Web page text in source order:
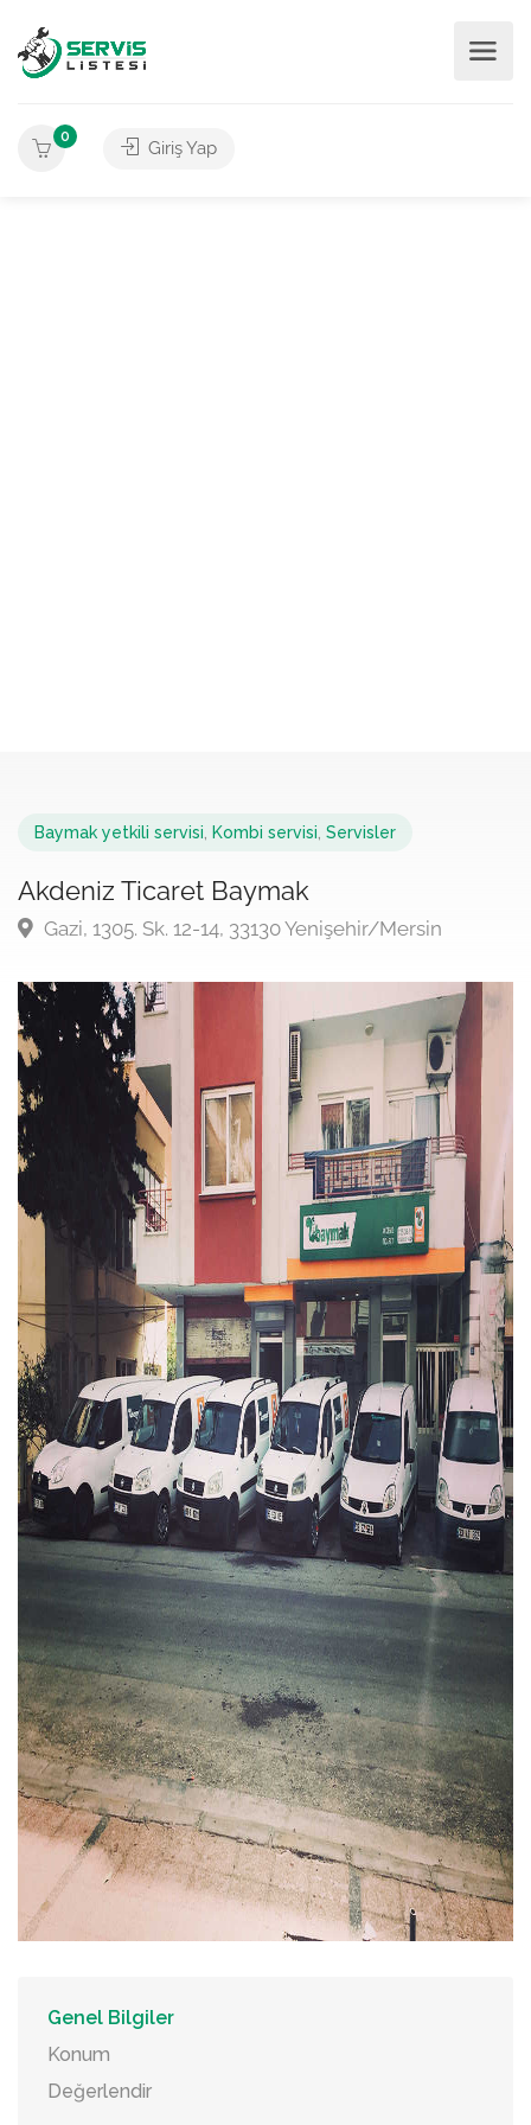
0
Giriş Yap
Baymak yetkili servisi Kombi servisi Servisler
Akdeniz Ticaret Baymak
Gazi, 1305. Sk. 12-14, 33130 Yenişehir/Mersin
Genel Bilgiler
Konum
Değerlendir